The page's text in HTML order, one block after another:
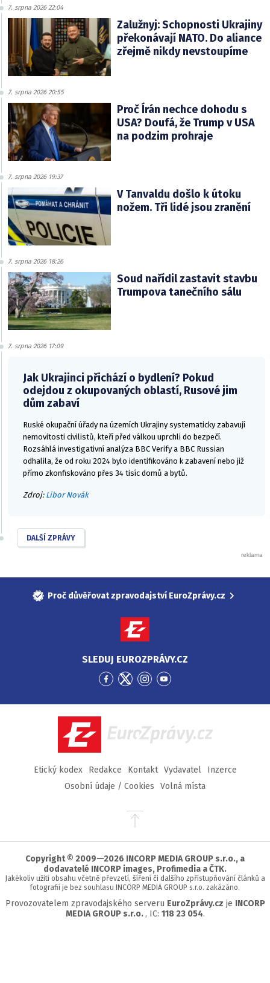
7. srpna 2026 22:04
Zalužnyj: Schopnosti Ukrajiny
překonávají NATO. Do aliance
zřejmě nikdy nevstoupíme
7. srpna 2026 20:55
Proč Írán nechce dohodu s
USA? Doufá, že Trump v USA
na podzim prohraje
7. srpna 2026 19:37
V Tanvaldu došlo k útoku
nožem. Tři lidé jsou zranění
7. srpna 2026 18:26
Soud nařídil zastavit stavbu
Trumpova tanečního sálu
7. srpna 2026 17:09
Jak Ukrajinci přichází o bydlení? Pokud
odejdou z okupovaných oblastí, Rusové jim
dům zabaví
Ruské okupační úřady na územích Ukrajiny systematicky zabavují
nemovitosti civilistů, kteří před válkou uprchli do bezpečí.
Rozsáhlá investigativní analýza BBC Verify a BBC Russian
odhalila, že od roku 2024 bylo identifikováno k zabavení nebo již
přímo zkonfiskováno přes 34 tisíc domů a bytů.
Zdroj: Libor Novák
DALŠÍ ZPRÁVY
Proč důvěřovat zpravodajství EuroZprávy.cz
SLEDUJ EUROZPRÁVY.CZ
Přejít
Facebook
Přejít
Twitter
Přejít
Instagram
Přejít
YouTube
EuroZprávy.cz
Etický kodex Redakce Kontakt Vydavatel
Inzerce
Osobní údaje / Cookies
Volná místa
Přejít
stránky
Copyright © 2009—2026 INCORP MEDIA GROUP s.r.o., a
dodavatelé INCORP images, Profimedia a ČTK.
Jakékoliv užití obsahu včetně převzetí, šíření či dalšího zpřístupňování článků a
fotografií je bez souhlasu INCORP MEDIA GROUP s.r.o. zakázáno.
Provozovatelem zpravodajského serveru EuroZprávy.cz je INCORP
MEDIA GROUP s.r.o. , IC: 118 23 054.